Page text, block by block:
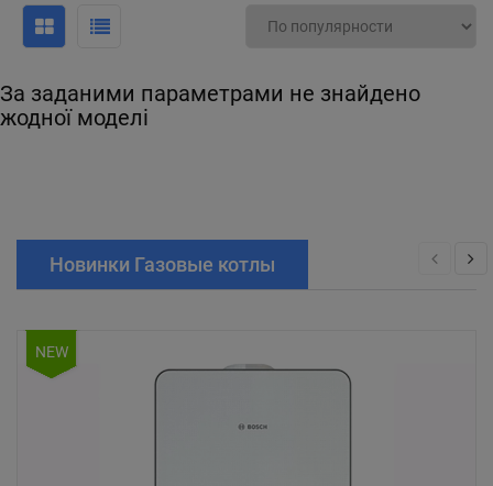
За заданими параметрами не знайдено
жодної моделі
Новинки Газовые котлы
NEW